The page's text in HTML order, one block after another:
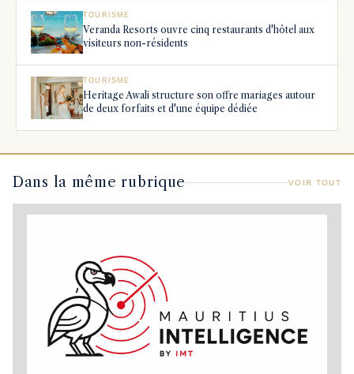
TOURISME
Veranda Resorts ouvre cinq restaurants d'hôtel aux
visiteurs non-résidents
TOURISME
Heritage Awali structure son offre mariages autour
de deux forfaits et d'une équipe dédiée
Dans la même rubrique VOIR TOUT